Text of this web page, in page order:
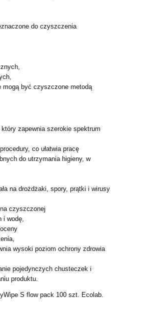
do czyszczenia
mogą być czyszczone metodą
który zapewnia szerokiespektrum
co ułatwia pracę
do utrzymania higieny,w
na drożdżaki, spory, prątkii wirusy
czyszczonej
i wodę,
wysoki poziom ochronyzdrowia
pojedynczychchusteczek i
produktu.
S flow pack 100 szt. Ecolab.